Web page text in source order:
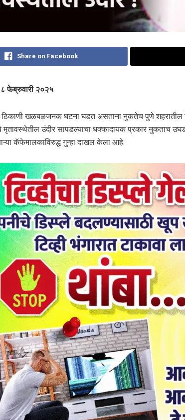
Share on Facebook
फेब्रुवारी २०२५
खळबळजनक घटना घडत असताना नुकतेच पुणे शहरातील
उंदीर सापडल्याचा धक्कादायक प्रकार नुकताच
कॅफेमालकाविरुद्ध गुन्हा दाखल केला आहे.